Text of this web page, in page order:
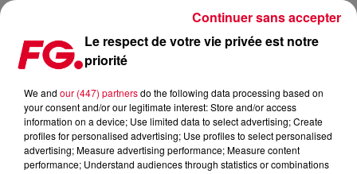
YOUTUBE REWIND 2017
Publié : 9 décembre 2017 à 6h00 par La rédaction
Le respect de votre vie privée est notre
priorité
We and our (447) partnersdo the following data processing based on
your consent and/or our legitimate interest: Store and/or access
information on a device; Use limited data to select advertising; Create
profiles for personalised advertising; Use profiles to select personalised
advertising; Measure advertising performance; Measure content
performance; Understand audiences through statistics or combinations
Continuer sans accepter